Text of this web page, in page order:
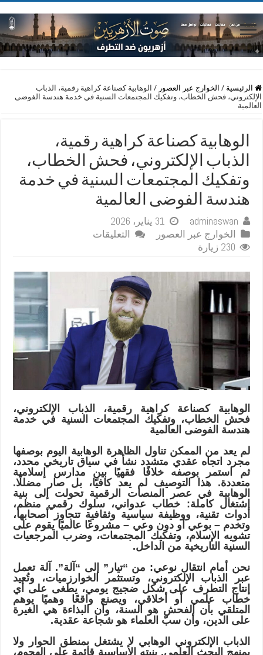
الرئيسية / الخوارج عبر العصور / الوهابية كصناعة كراهية رقمية، الذباب
الإلكتروني، فحش الخطاب، وتفكيك المجتمعات السنية في خدمة هندسة الفوضى
العالمية
الوهابية كصناعة كراهية رقمية،
الذباب الإلكتروني، فحش الخطاب،
وتفكيك المجتمعات السنية في خدمة
هندسة الفوضى العالمية
adminaswan
31 يناير، 2026
الخوارج عبر العصور
التعليقات
كراهية
الإلكتروني،
فحش
الخطاب،
وتفكيك
المجتمعات
السنية
في
خدمة
هندسة
الفوضى
مغلقة
230 زيارة
الوهابية كصناعة كراهية رقمية، الذباب الإلكتروني،
فحش الخطاب، وتفكيك المجتمعات السنية في خدمة
هندسة الفوضى العالمية
لم يعد من الممكن تناول الظاهرة الوهابية اليوم بوصفها
مجرد اتجاه عقدي متشدد نشأ في سياق تاريخي محدد،
ثم استمر بوصفه خلافًا فقهيًا بين مدارس إسلامية
متعددة. هذا التوصيف لم يعد كافيًا، بل صار مضللًا.
الوهابية في عصر المنصات الرقمية تحولت إلى بنية
اشتغال كاملة: خطاب عدواني، سلوك رقمي منظم،
أدوات تقنية، ووظيفة سياسية وثقافية تتجاوز أصحابها،
وتخدم – بوعي أو دون وعي – مشروعًا عالميًا يقوم على
تشويه الإسلام، وتفكيك المجتمعات، وضرب المرجعيات
السنية التاريخية من الداخل.
نحن أمام انتقال نوعي: من “تيار” إلى “آلة”. آلة تعمل
عبر الذباب الإلكتروني، وتستثمر الخوارزميات، وتُعيد
إنتاج التطرف على شكل ضجيج يومي، يطغى على أي
خطاب علمي أو أخلاقي، ويصنع واقعًا وهميًا يوهم
المتلقي بأن الفحش هو السنة، وأن البذاءة هي الغيرة
على الدين، وأن سبّ العلماء هو شجاعة عقدية.
الذباب الإلكتروني الوهابي لا يشتغل بمنطق الحوار ولا
بمنهج البحث العلمي. بنيته الأساسية قائمة على الهجوم،